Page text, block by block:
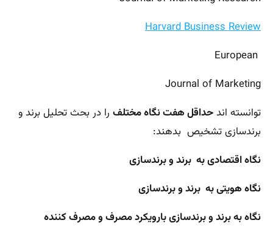
Harvard Business Review
Journal of Marketing
توانسته اندحداقل هفت نگاه مختلف را در بحث تحلیل برند و
برندسازی تشخیص بدهند:
نگاه اقتصادی به برند و برندسازی
نگاه هویتی به برند و برندسازی
نگاه به برند و برندسازی بارویکرد مصرف و مصرف کننده